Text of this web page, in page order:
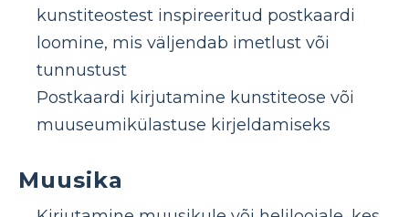
kunstiteostest inspireeritud postkaardi
loomine, mis väljendab imetlust või
tunnustust
Postkaardi kirjutamine kunstiteose või
muuseumikülastuse kirjeldamiseks
Muusika